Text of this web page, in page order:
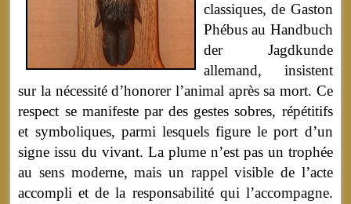
classiques, de Gaston
Phébus au Handbuch
der Jagdkunde
allemand, insistent
sur la nécessité d’honorer l’animal après sa mort. Ce
respect se manifeste par des gestes sobres, répétitifs
et symboliques, parmi lesquels figure le port d’un
signe issu du vivant. La plume n’est pas un trophée
au sens moderne, mais un rappel visible de l’acte
accompli et de la responsabilité qui l’accompagne.